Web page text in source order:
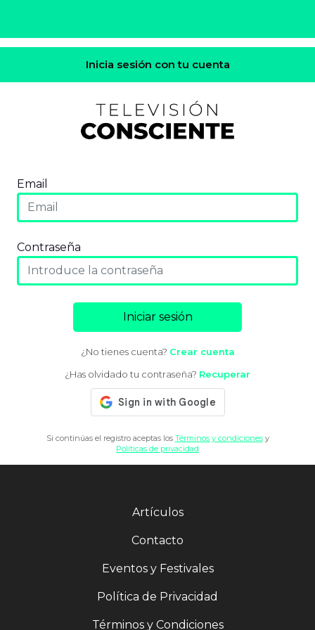
Inicia sesión con tu cuenta
Email
Contraseña
Iniciar sesión
¿No tienes cuenta? Crear cuenta
¿Has olvidado tu contraseña? Recuperar
Si continúas el registro aceptas los Términos y condicionesy
Políticas de privacidad
Artículos
Contacto
Eventos y Festivales
Política de Privacidad
Términos y Condiciones